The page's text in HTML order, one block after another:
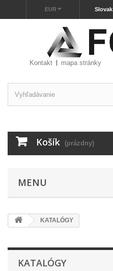
Slovak
EUR
Kontakt mapa stránky
Košík (prázdny)
MENU
KATALÓGY
KATALÓGY